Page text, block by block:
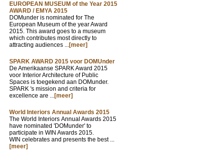
EUROPEAN MUSEUM of the Year 2015
AWARD / EMYA 2015
DOMunder is nominated for The
European Museum of the year Award
2015. This award goes to a museum
which contributes most directly to
attracting audiences ...[meer]
SPARK AWARD 2015 voor DOMUnder
De Amerikaanse SPARK Award 2015
voor Interior Architecture of Public
Spaces is toegekend aan DOMunder.
SPARK 's mission and criteria for
excellence are ...[meer]
World Interiors Annual Awards 2015
The World Interiors Annual Awards 2015
have nominated 'DOMunder' to
participate in WIN Awards 2015.
WIN celebrates and presents the best ...
[meer]